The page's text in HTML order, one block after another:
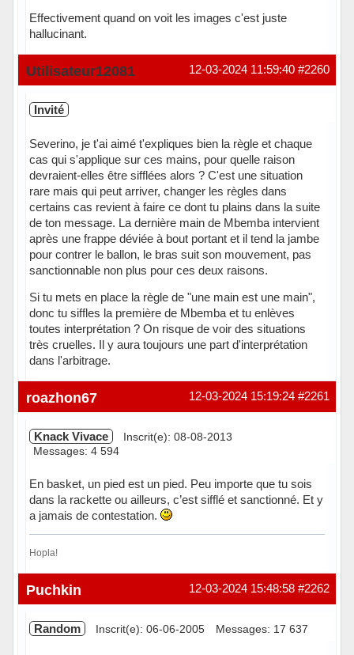
Effectivement quand on voit les images c'est juste
hallucinant.
Hors ligne #2260
12-03-2024 11:59:40
Utilisateur12081
Invité
Severino, je t'ai aimé t'expliques bien la règle et chaque
cas qui s'applique sur ces mains, pour quelle raison
devraient-elles être sifflées alors ? C'est une situation
rare mais qui peut arriver, changer les règles dans
certains cas revient à faire ce dont tu plains dans la suite
de ton message. La dernière main de Mbemba intervient
après une frappe déviée à bout portant et il tend la jambe
pour contrer le ballon, le bras suit son mouvement, pas
sanctionnable non plus pour ces deux raisons.
Si tu mets en place la règle de "une main est une main",
donc tu siffles la première de Mbemba et tu enlèves
toutes interprétation ? On risque de voir des situations
très cruelles. Il y aura toujours une part d'interprétation
dans l'arbitrage.
#2261
12-03-2024 15:19:24
roazhon67
Knack Vivace
Inscrit(e): 08-08-2013
Messages: 4 594
En basket, un pied est un pied. Peu importe que tu sois
dans la rackette ou ailleurs, c’est sifflé et sanctionné. Et y
a jamais de contestation.
Hopla!
Hors ligne #2262
12-03-2024 15:48:58
Puchkin
Random Inscrit(e): 06-06-2005 Messages: 17 637